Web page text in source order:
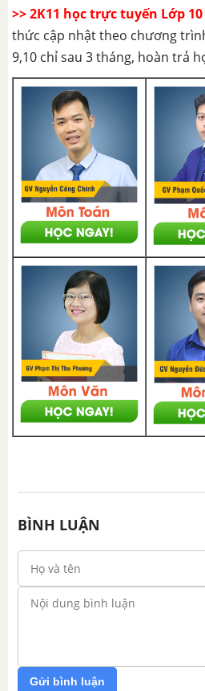
>> 2K11 học trực tuyến Lớp
thức cập nhật theo chương
9,10 chỉ sau 3 tháng, hoàn trả
BÌNH LUẬN
Gửi bình luận